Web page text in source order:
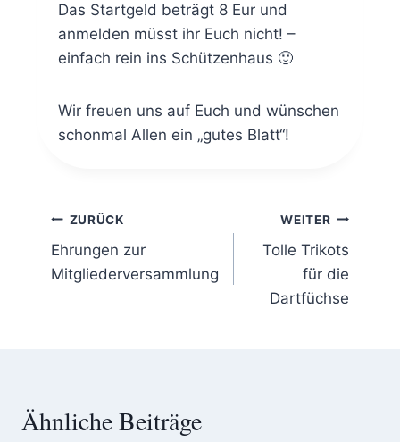
Das Startgeld beträgt 8 Eur und
anmelden müsst ihr Euch nicht! –
einfach rein ins Schützenhaus 🙂
Wir freuen uns auf Euch und wünschen
schonmal Allen ein „gutes Blatt“!
Beitragsnavigation
ZURÜCK
Ehrungen zur
Mitgliederversammlung
WEITER
Tolle Trikots
für die
Dartfüchse
Ähnliche Beiträge